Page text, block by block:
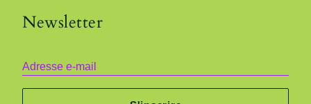
Newsletter
Adresse e-mail